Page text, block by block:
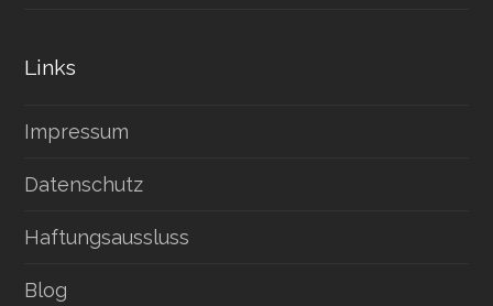
Links
Impressum
Datenschutz
Haftungsaussluss
Blog